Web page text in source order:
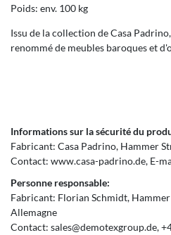
Poids: env. 100 kg
Issu de la collection de Casa
renommé de meubles baroques et
Informations sur la sécurité du
Fabricant: Casa Padrino Hammer
Contact: www.casa-padrino.de E-
Personne responsable:
Fabricant: Florian Schmidt
Allemagne
Contact: sales@demotexgroup.de